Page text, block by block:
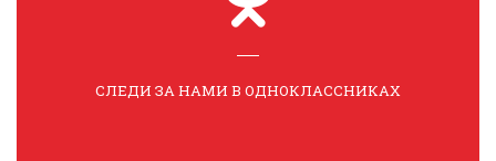
СЛЕДИ ЗА НАМИ В ОДНОКЛАССНИКАХ